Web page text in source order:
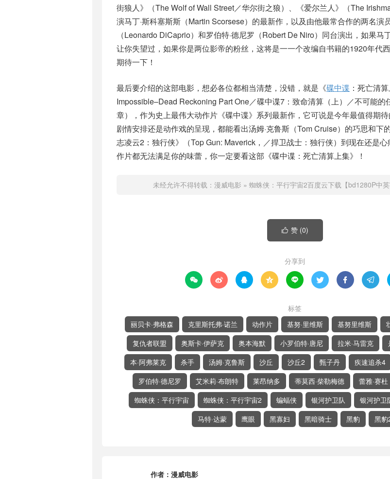
街狼人》（The Wolf of Wall Street／华尔街之狼）、《爱尔兰人》（The
演马丁·斯科塞斯斯（Martin Scorsese）的最新作，以及由他最常合作的两名演
（Leonardo DiCaprio）和罗伯特·德尼罗（Robert De Niro）同台演出，如果马
让你失望过，如果你是两位影帝的粉丝，这将是一一个改编自书籍的1920年代
期待一下！
最后要介绍的这部电影，想必各位都相当清楚，没错，就是《碟中谍 ：死亡清
Impossible–Dead Reckoning Part One／碟中谍7：致命清算（上）／不可能的
章），作为史上最伟大动作片《碟中谍》系列最新作，它可说是今年最值得期待
剧情安排还是动作戏的呈现，都能看出汤姆·克鲁斯（Tom Cruise）的巧思和下
志凌云2：独行侠》（Top Gun: Maverick，／捍卫战士：独行侠）到现在还是
作片都无法满足你的味蕾，你一定要看这部《碟中谍：死亡清算上集》！
未经允许不得转载： 漫威电影 » 蜘蛛侠：平行宇宙2百度云下载【bd1280P中
 赞 (0)
分享到
       
标签
丽贝卡·弗格森
克里斯托弗·诺兰 动作片 基努·里维斯 基努里维斯
复仇者联盟
奥斯卡·伊萨克 奥本海默 小罗伯特·唐尼 拉米·马雷克
本·阿弗莱克
杀手 汤姆·克鲁斯 沙丘 沙丘2 甄子丹 疾速追杀4
罗伯特·德尼罗
艾米莉·布朗特 莱昂纳多 蒂莫西·柴勒梅德 蕾雅·赛杜
蜘蛛侠：平行宇宙
蜘蛛侠：平行宇宙2 蝙蝠侠 银河护卫队 银河护卫
马特·达蒙
鹰眼 黑寡妇 黑暗骑士 黑豹 黑豹
作者： 漫威电影